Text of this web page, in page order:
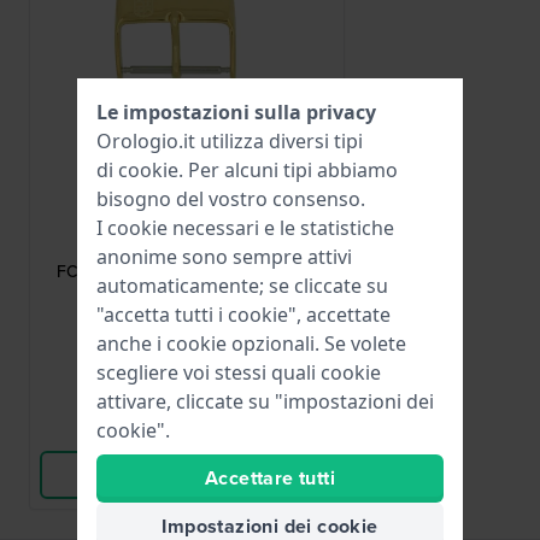
Frederique Constant
FC-BUGP20
FC-BUGP20 Fibbia ad ardiglione in
acciaio rivestito oro 20mm
42,00 €
● Disponibile
Confronta
Vedi i prodotti
Le impostazioni sulla privacy
Orologio.it utilizza diversi tipi
di cookie. Per alcuni tipi abbiamo
bisogno del vostro consenso.
I cookie necessari e le statistiche
anonime sono sempre attivi
automaticamente; se cliccate su
"accetta tutti i cookie", accettate
anche i cookie opzionali. Se volete
scegliere voi stessi quali cookie
attivare, cliccate su "impostazioni dei
cookie".
Accettare tutti
Impostazioni dei cookie